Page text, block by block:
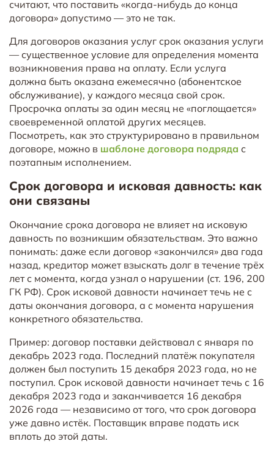
считают, что поставить «когда-нибудь до конца
договора» допустимо — это не так.
Для договоров оказания услуг срок оказания услуги
— существенное условие для определения момента
возникновения права на оплату. Если услуга
должна быть оказана ежемесячно (абонентское
обслуживание), у каждого месяца свой срок.
Просрочка оплаты за один месяц не «поглощается»
своевременной оплатой других месяцев.
Посмотреть, как это структурировано в правильном
договоре, можно в шаблоне договора подряда с
поэтапным исполнением.
Срок договора и исковая давность: как
они связаны
Окончание срока договора не влияет на исковую
давность по возникшим обязательствам. Это важно
понимать: даже если договор «закончился» два года
назад, кредитор может взыскать долг в течение трёх
лет с момента, когда узнал о нарушении (ст. 196, 200
ГК РФ). Срок исковой давности начинает течь не с
даты окончания договора, а с момента нарушения
конкретного обязательства.
Пример: договор поставки действовал с января по
декабрь 2023 года. Последний платёж покупателя
должен был поступить 15 декабря 2023 года, но не
поступил. Срок исковой давности начинает течь с 16
декабря 2023 года и заканчивается 16 декабря
2026 года — независимо от того, что срок договора
уже давно истёк. Поставщик вправе подать иск
вплоть до этой даты.